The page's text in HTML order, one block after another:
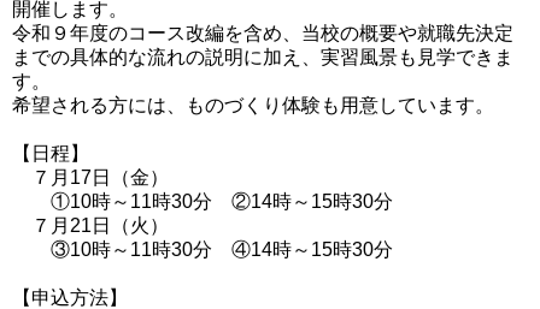
開催します。
令和９年度のコース改編を含め、当校の概要や就職先決定
までの具体的な流れの説明に加え、実習風景も見学できま
す。
希望される方には、ものづくり体験も用意しています。
【日程】
７月17日（金）
①10時～11時30分 ②14時～15時30分
７月21日（火）
③10時～11時30分 ④14時～15時30分
【申込方法】